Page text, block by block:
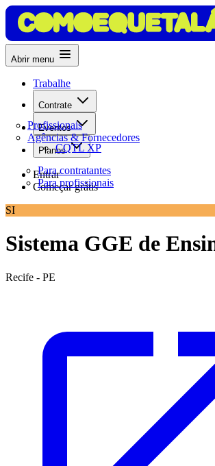
Abrir menu
Trabalhe
Contrate
Profissionais
Agências & Fornecedores
Eventos
CQTL XP
Planos
Para contratantes
Para profissionais
Entrar
Começar grátis
SI
Sistema GGE de
Recife - PE